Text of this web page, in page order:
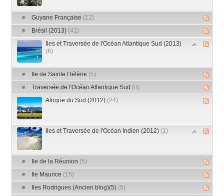
Guyane Française (12)
Brésil (2013) (41)
Iles et Traversée de l'Océan Atlantique Sud (2013)
(6)
Ile de Sainte Hélène (5)
Traversée de l'Océan Atlantique Sud (0)
Afrique du Sud (2012) (24)
Iles et Traversée de l'Océan Indien (2012) (1)
Ile de la Réunion (5)
Ile Maurice (15)
Iles Rodrigues (Ancien blog)(5) (5)